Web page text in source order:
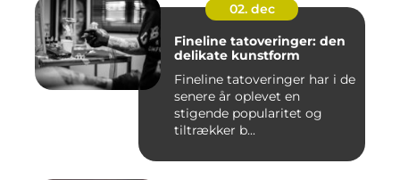
02. dec
Fineline tatoveringer: den
delikate kunstform
Fineline tatoveringer har i de
senere år oplevet en
stigende popularitet og
tiltrækker b...